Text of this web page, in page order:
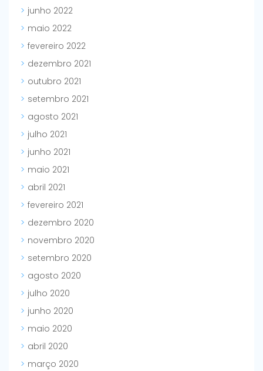
junho 2022
maio 2022
fevereiro 2022
dezembro 2021
outubro 2021
setembro 2021
agosto 2021
julho 2021
junho 2021
maio 2021
abril 2021
fevereiro 2021
dezembro 2020
novembro 2020
setembro 2020
agosto 2020
julho 2020
junho 2020
maio 2020
abril 2020
março 2020